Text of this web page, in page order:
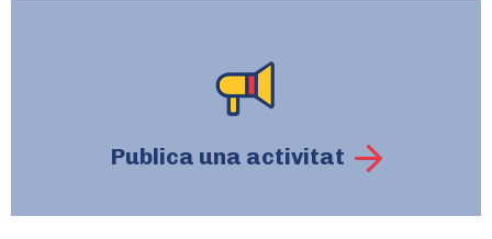
Publica una activitat